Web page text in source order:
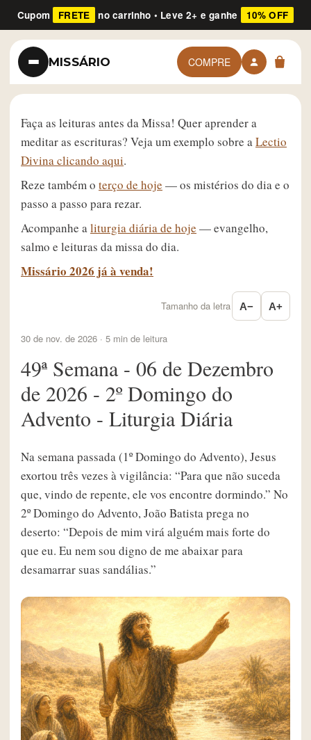
Cupom FRETE no carrinho • Leve 2+ e ganhe 10% OFF
MISSÁRIO COMPRE
Faça as leituras antes da Missa! Quer aprender a
meditar as escrituras? Veja um exemplo sobre aLectio
Divina clicando aqui.
Reze também o terço de hoje — os mistérios do dia e o
passo a passo para rezar.
Acompanhe aliturgia diária de hoje — evangelho,
salmo e leituras da missa do dia.
Missário 2026 já à venda!
Tamanho da letra A− A+
30 de nov. de 2026 · 5 min de leitura
49ª Semana - 06 de Dezembro
de 2026 - 2º Domingo do
Advento - Liturgia Diária
Na semana passada (1º Domingo do Advento), Jesus
exortou três vezes à vigilância: “Para que não suceda
que, vindo de repente, ele vos encontre dormindo.” No
2º Domingo do Advento, João Batista prega no
deserto: “Depois de mim virá alguém mais forte do
que eu. Eu nem sou digno de me abaixar para
desamarrar suas sandálias.”